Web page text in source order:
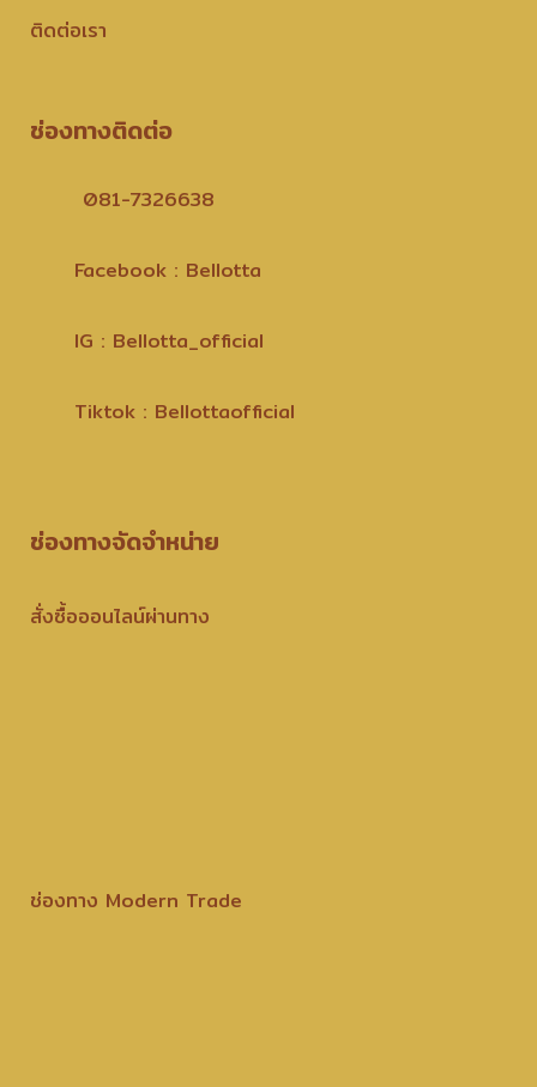
ติดต่อเรา
ช่องทางติดต่อ
081-7326638
Facebook : Bellotta
IG : Bellotta_official
Tiktok : Bellottaofficial
ช่องทางจัดจำหน่าย
สั่งซื้อออนไลน์ผ่านทาง
ช่องทาง Modern Trade